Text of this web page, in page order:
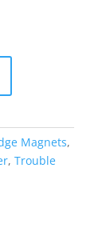
Magnets,
, Trouble